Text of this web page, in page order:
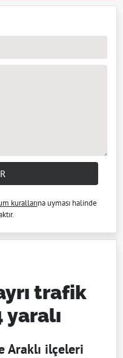
kurallarına uyması halinde
trafik
yaralı
Araklı ilçeleri